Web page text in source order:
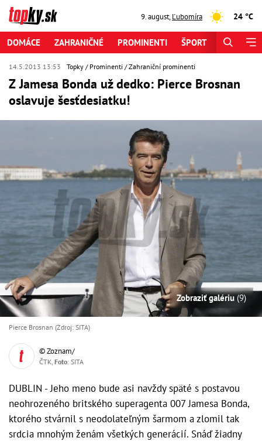
9. august,Ľubomíra 24 °C
DOMÁCE ZAHRANIČNÉ PROMINENTI ŠPORT
14.5.2013 13:53 Topky Prominenti Zahraniční prominenti
Z Jamesa Bonda už dedko: Pierce Brosnan
oslavuje šesťdesiatku!
Zobraziť galériu(9)
Pierce Brosnan (Zdroj: SITA)
© Zoznam/
ČTK, Foto: SITA
DUBLIN - Jeho meno bude asi navždy späté s postavou
neohrozeného britského superagenta 007 Jamesa Bonda,
ktorého stvárnil s neodolateľným šarmom a zlomil tak
srdcia mnohým ženám všetkých generácií. Snáď žiadny